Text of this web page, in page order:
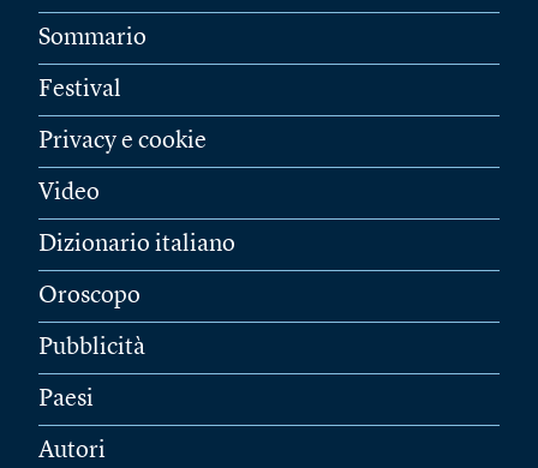
Sommario
Festival
Privacy e cookie
Video
Dizionario italiano
Oroscopo
Pubblicità
Paesi
Autori